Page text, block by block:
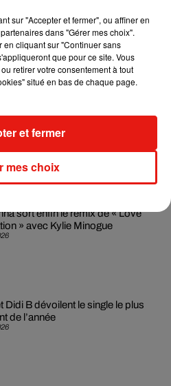
nouveau clip
sort enfin le remix de « Love
» avec Kylie Minogue
Didi B dévoilent le single le plus
de l’année
sur "Accepter et fermer", ou affiner en
dans "Gérer mes choix".
en cliquant sur "Continuer sans
que pour ce site. Vous
retirer votre consentement à tout
situé en bas de chaque page.
mes choix
et fermer